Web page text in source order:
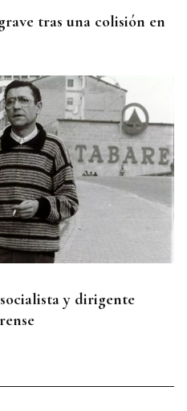
tras una colisión en
y dirigente